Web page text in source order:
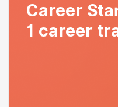
Career
1 career